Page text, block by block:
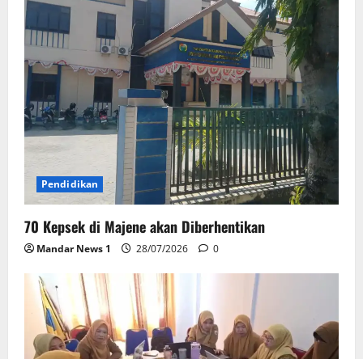
Pendidikan
70 Kepsek di Majene akan Diberhentikan
Mandar News 1 28/07/2026 0